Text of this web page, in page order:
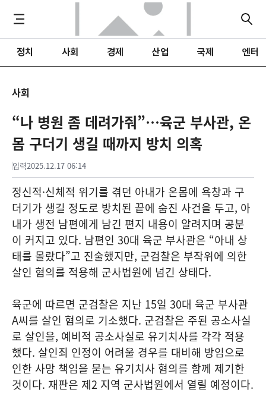
정치 사회 경제 산업 국제 엔터
사회
“나 병원 좀 데려가줘”…육군 부사관, 온
몸 구더기 생길 때까지 방치 의혹
입력2025.12.17 06:14
정신적·신체적 위기를 겪던 아내가 온몸에 욕창과 구
더기가 생길 정도로 방치된 끝에 숨진 사건을 두고, 아
내가 생전 남편에게 남긴 편지 내용이 알려지며 공분
이 커지고 있다. 남편인 30대 육군 부사관은 “아내 상
태를 몰랐다”고 진술했지만, 군검찰은 부작위에 의한
살인 혐의를 적용해 군사법원에 넘긴 상태다.
육군에 따르면 군검찰은 지난 15일 30대 육군 부사관
A씨를 살인 혐의로 기소했다. 군검찰은 주된 공소사실
로 살인을, 예비적 공소사실로 유기치사를 각각 적용
했다. 살인죄 인정이 어려울 경우를 대비해 방임으로
인한 사망 책임을 묻는 유기치사 혐의를 함께 제기한
것이다. 재판은 제2 지역 군사법원에서 열릴 예정이다.